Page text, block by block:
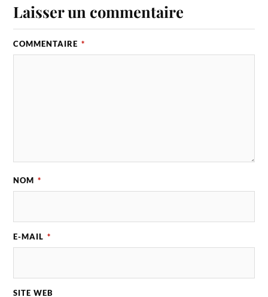
Laisser un commentaire
COMMENTAIRE *
NOM *
E-MAIL *
SITE WEB